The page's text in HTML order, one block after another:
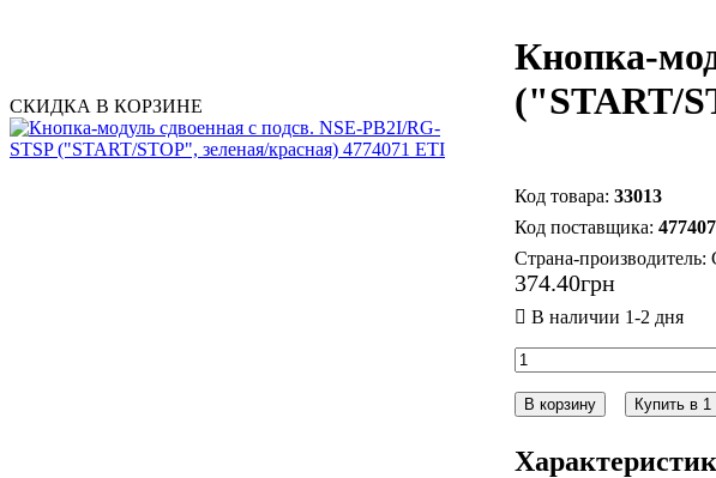
СКИДКА В КОРЗИНЕ
Кнопка-
("START/
33013
Страна-производитель:
374.40грн
В корзину Купить в 1